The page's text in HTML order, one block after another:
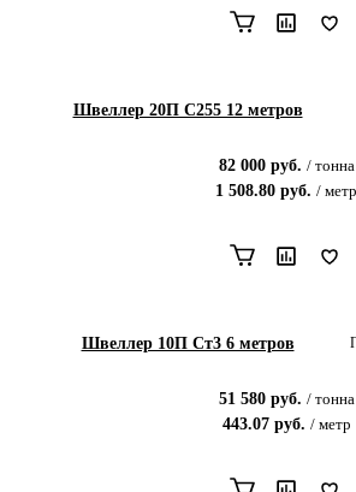
Швеллер 20П С255 12 метров
82 000руб. / тонна
1 508.80 руб. / метр
Швеллер 10П Ст3 6 метров
51 580руб. / тонна
443.07руб. / метр